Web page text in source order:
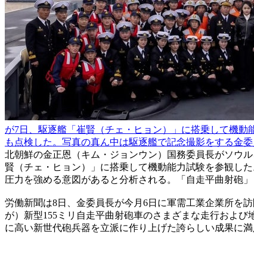
が7日、駆逐艦「崔賢（チェ・ヒョン）」に搭乗して機
も点検した。写真の真ん中は駆逐艦で記念撮影をする金
北朝鮮の金正恩（キム・ジョンウン）国務委員長がソウ
賢（チェ・ヒョン）」に搭乗して機動能力試験を参観し
圧力を強める意図があると分析される。「自走平曲射砲
労働新聞は8日、金委員長が今月6日に軍需工業企業所を
が）新型155ミリ自走平曲射砲車のさまざまな走行およ
に高い新世代砲兵器を立派に作り上げた誇らしい成果に